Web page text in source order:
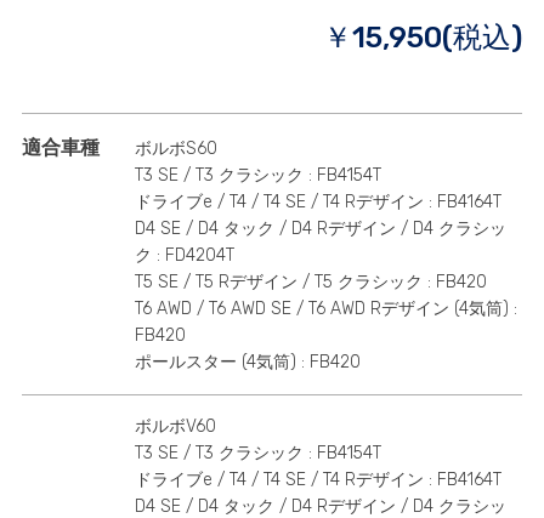
￥15,950(税込)
適合車種
ボルボS60
T3 SE / T3 クラシック : FB4154T
ドライブe / T4 / T4 SE / T4 Rデザイン : FB4164T
D4 SE / D4 タック / D4 Rデザイン / D4 クラシッ
ク : FD4204T
T5 SE / T5 Rデザイン / T5 クラシック : FB420
T6 AWD / T6 AWD SE / T6 AWD Rデザイン (4気筒) :
FB420
ポールスター (4気筒) : FB420
ボルボV60
T3 SE / T3 クラシック : FB4154T
ドライブe / T4 / T4 SE / T4 Rデザイン : FB4164T
D4 SE / D4 タック / D4 Rデザイン / D4 クラシッ